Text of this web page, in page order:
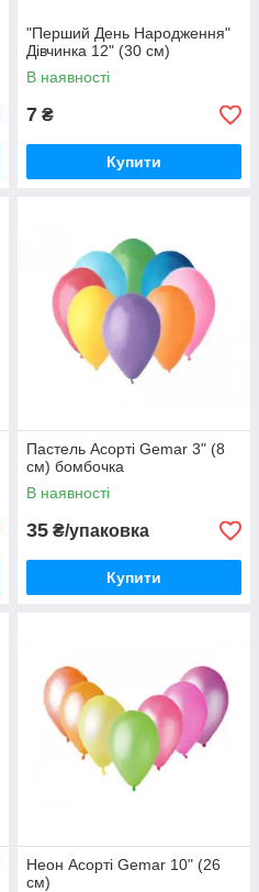
"Перший День Народження"
Дівчинка 12" (30 см)
В наявності
7 ₴
Купити
Пастель Асорті Gemar 3" (8
см) бомбочка
В наявності
35 ₴/упаковка
Купити
Неон Асорті Gemar 10" (26
см)